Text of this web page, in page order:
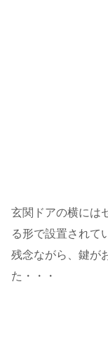
玄関ドアの横には
る形で設置されて
残念ながら、鍵が
た・・・